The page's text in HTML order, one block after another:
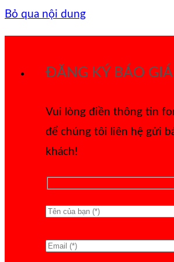
Bỏ qua nội dung
ĐĂNG KÝ BÁO GIÁ
Vui lòng điền thông tin
để chúng tôi liên hệ gửi
khách!